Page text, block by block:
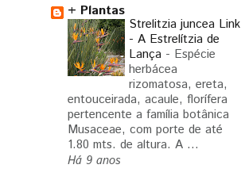
+ Plantas
Strelitzia juncea Link
- A Estrelítzia de
Lança - Espécie
herbácea
rizomatosa, ereta,
entouceirada, acaule, florífera
pertencente a família botânica
Musaceae, com porte de até
1.80 mts. de altura. A ...
Há 9 anos